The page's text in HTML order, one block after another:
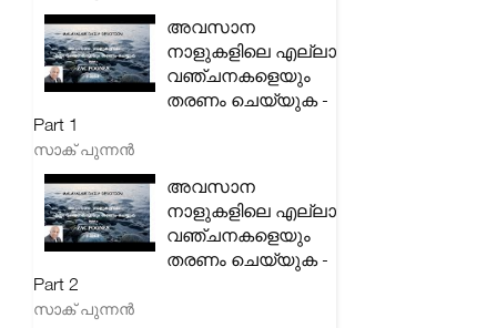
അവസാന
നാളുകളിലെ എല്ലാ
വഞ്ചനകളെയും
തരണം ചെയ്യുക -
Part 1
സാക് പുന്നൻ
അവസാന
നാളുകളിലെ എല്ലാ
വഞ്ചനകളെയും
തരണം ചെയ്യുക -
Part 2
സാക് പുന്നൻ